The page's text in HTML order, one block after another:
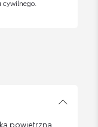
powietrzna